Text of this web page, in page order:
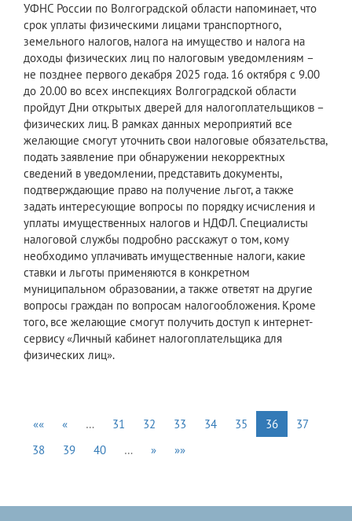
УФНС России по Волгоградской области напоминает, что
срок уплаты физическими лицами транспортного,
земельного налогов, налога на имущество и налога на
доходы физических лиц по налоговым уведомлениям –
не позднее первого декабря 2025 года. 16 октября с 9.00
до 20.00 во всех инспекциях Волгоградской области
пройдут Дни открытых дверей для налогоплательщиков –
физических лиц. В рамках данных мероприятий все
желающие смогут уточнить свои налоговые обязательства,
подать заявление при обнаружении некорректных
сведений в уведомлении, представить документы,
подтверждающие право на получение льгот, а также
задать интересующие вопросы по порядку исчисления и
уплаты имущественных налогов и НДФЛ. Специалисты
налоговой службы подробно расскажут о том, кому
необходимо уплачивать имущественные налоги, какие
ставки и льготы применяются в конкретном
муниципальном образовании, а также ответят на другие
вопросы граждан по вопросам налогообложения. Кроме
того, все желающие смогут получить доступ к интернет-
сервису «Личный кабинет налогоплательщика для
физических лиц».
«« « … 31 32 33 34 35 36
37
38
39 40 … » »»